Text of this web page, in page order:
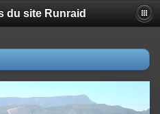
du site Runraid